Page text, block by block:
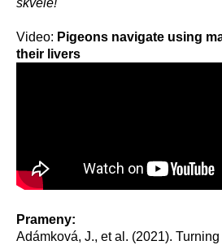
skvělé!
Video: Pigeons navigate using
their livers
Prameny:
Adámková, J., et al. (2021).